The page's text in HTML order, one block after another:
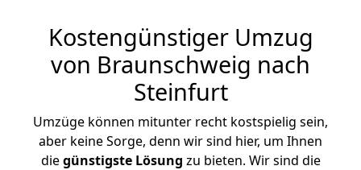
Kostengünstiger Umzug
von Braunschweig nach
Steinfurt
Umzüge können mitunter recht kostspielig sein,
aber keine Sorge, denn wir sind hier, um Ihnen
diegünstigste Lösung zu bieten. Wir sind die